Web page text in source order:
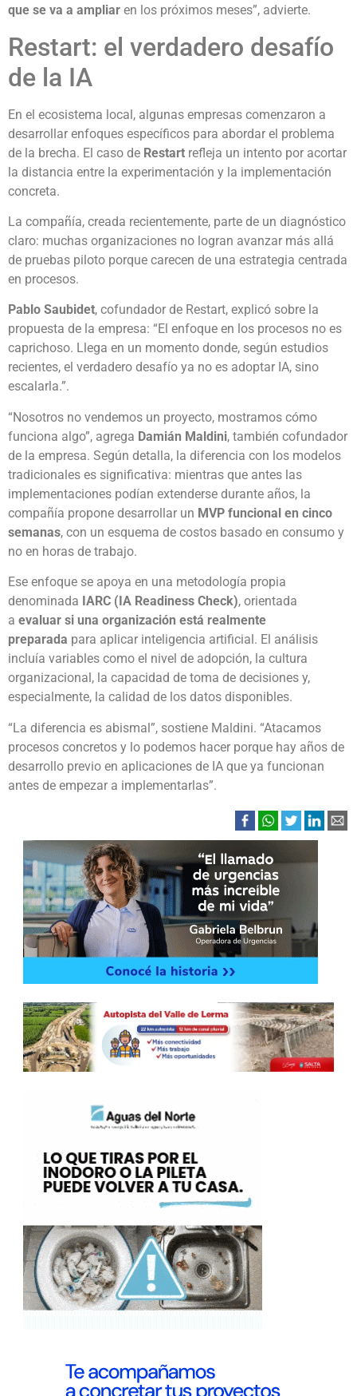
que se va a ampliar en los próximos meses”, advierte.
Restart: el verdadero desafío
de la IA
En el ecosistema local, algunas empresas comenzaron a
desarrollar enfoques específicos para abordar el problema
de la brecha. El caso de Restart refleja un intento por acortar
la distancia entre la experimentación y la implementación
concreta.
La compañía, creada recientemente, parte de un diagnóstico
claro: muchas organizaciones no logran avanzar más allá
de pruebas piloto porque carecen de una estrategia centrada
en procesos.
Pablo Saubidet, cofundador de Restart, explicó sobre la
propuesta de la empresa: “El enfoque en los procesos no es
caprichoso. Llega en un momento donde, según estudios
recientes, el verdadero desafío ya no es adoptar IA, sino
escalarla.”.
“Nosotros no vendemos un proyecto, mostramos cómo
funciona algo”, agrega Damián Maldini, también cofundador
de la empresa. Según detalla, la diferencia con los modelos
tradicionales es significativa: mientras que antes las
implementaciones podían extenderse durante años, la
compañía propone desarrollar un MVP funcional en cinco
semanas, con un esquema de costos basado en consumo y
no en horas de trabajo.
Ese enfoque se apoya en una metodología propia
denominada IARC (IA Readiness Check), orientada
a evaluar si una organización está realmente
preparada para aplicar inteligencia artificial. El análisis
incluía variables como el nivel de adopción, la cultura
organizacional, la capacidad de toma de decisiones y,
especialmente, la calidad de los datos disponibles.
“La diferencia es abismal”, sostiene Maldini. “Atacamos
procesos concretos y lo podemos hacer porque hay años de
desarrollo previo en aplicaciones de IA que ya funcionan
antes de empezar a implementarlas”.